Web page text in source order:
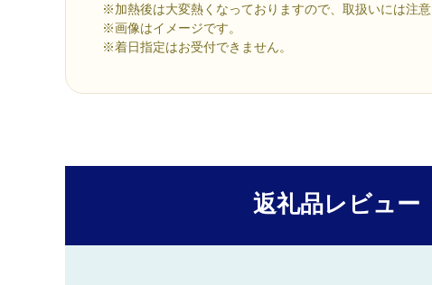
※加熱後は大変熱くなっておりますので、取扱いには注意
※画像はイメージです。
※着日指定はお受付できません。
返礼品レビュー